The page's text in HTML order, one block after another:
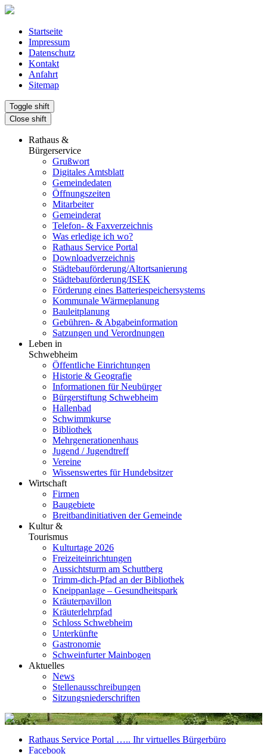
Startseite
Impressum
Datenschutz
Kontakt
Anfahrt
Sitemap
Toggle shift
Close shift
Rathaus &
Bürgerservice
Grußwort
Digitales Amtsblatt
Gemeindedaten
Öffnungszeiten
Mitarbeiter
Gemeinderat
Telefon- & Faxverzeichnis
Was erledige ich wo?
Rathaus Service Portal
Downloadverzeichnis
Städtebauförderung/Altortsanierung
Städtebauförderung/ISEK
Förderung eines Batteriespeichersystems
Kommunale Wärmeplanung
Bauleitplanung
Gebühren- & Abgabeinformation
Satzungen und Verordnungen
Leben in
Schwebheim
Öffentliche Einrichtungen
Historie & Geografie
Informationen für Neubürger
Bürgerstiftung Schwebheim
Hallenbad
Schwimmkurse
Bibliothek
Mehrgenerationenhaus
Jugend / Jugendtreff
Vereine
Wissenswertes für Hundebsitzer
Wirtschaft
Firmen
Baugebiete
Breitbandinitiativen der Gemeinde
Kultur &
Tourismus
Kulturtage 2026
Freizeiteinrichtungen
Aussichtsturm am Schuttberg
Trimm-dich-Pfad an der Bibliothek
Kneippanlage – Gesundheitspark
Kräuterpavillon
Kräuterlehrpfad
Schloss Schwebheim
Unterkünfte
Gastronomie
Schweinfurter Mainbogen
Aktuelles
News
Stellenausschreibungen
Sitzungsniederschriften
Rathaus Service Portal ….. Ihr virtuelles Bürgerbüro
Facebook